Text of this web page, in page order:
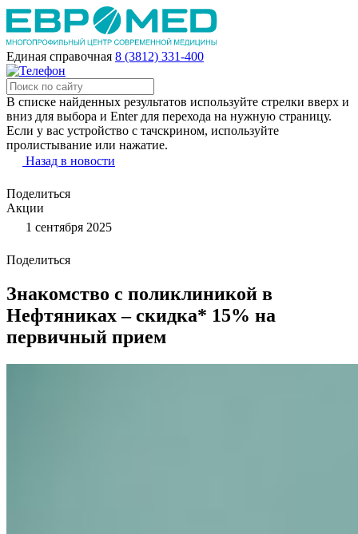
Единая справочная 8 (3812) 331-400
В списке найденных результатов используйте стрелки вверх и
вниз для выбора и Enter для перехода на нужную страницу.
Если у вас устройство с тачскрином, используйте
пролистывание или нажатие.
Назад в новости
Поделиться
Акции
1 сентября 2025
Поделиться
Знакомство с поликлиникой в
Нефтяниках – скидка* 15% на
первичный прием